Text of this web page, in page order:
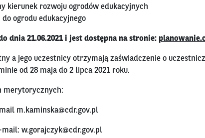
kierunek rozwoju ogrodów edukacyjnych
ogrodu edukacyjnego
dnia 21.06.2021 i jest dostępna na stronie:
a jego uczestnicy otrzymają zaświadczenie o
od 28 maja do 2 lipca 2021 roku.
merytorycznych:
m.kaminska@cdr.gov.pl
mail: w.gorajczyk@cdr.gov.pl